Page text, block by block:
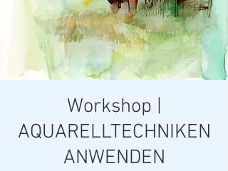
Workshop |
AQUARELLTECHNIKEN
ANWENDEN